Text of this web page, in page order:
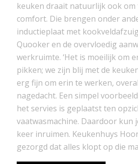
keuken draait natuurlijk ook
comfort. Die brengen onder
inductieplaat met
Quooker en de overvloedig
werkruimte. ‘Het is moeilijk om
pikken; we zijn blij met de
erg fijn om erin te werken,
nagedacht. Een simpel
het servies is geplaatst ten
vaatwasmachine. Daardoor kun
keer inruimen. Keukenhuys
gezorgd dat alles klopt op die